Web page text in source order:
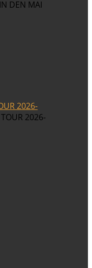
2026-